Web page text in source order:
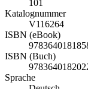
101
Katalognummer
V116264
ISBN (eBook)
ISBN (Buch)
Sprache